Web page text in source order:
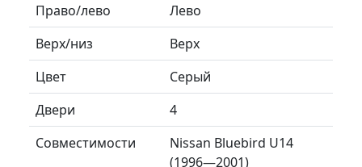
Право/лево
Лево
Верх/низ
Верх
Цвет
Серый
Двери
4
Совместимости
Nissan Bluebird U14
(1996—2001)